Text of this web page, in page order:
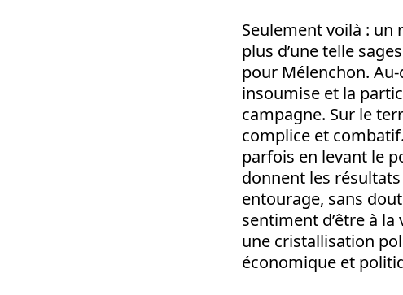
Seulement voilà :
plus d’une telle
pour Mélenchon.
insoumise et la
campagne. Sur le
complice et
parfois en levant le
donnent les
entourage, sans
sentiment d’être à la
une cristallisation
économique et